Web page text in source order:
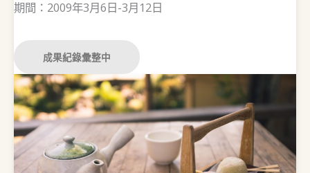
期間：2009年3月6日-3月12日
成果紀錄彙整中